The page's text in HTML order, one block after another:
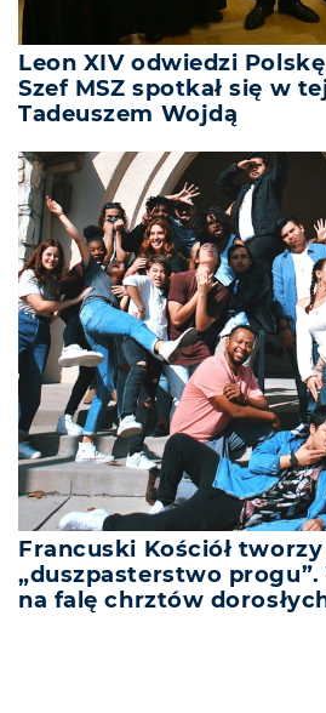
Leon XIV odwiedzi
Szef MSZ spotkał się w
Tadeuszem Wojdą
Francuski Kościół tworzy
„duszpasterstwo progu”.
na falę chrztów